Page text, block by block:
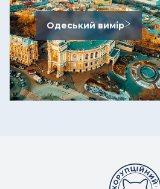
Одеський вимір